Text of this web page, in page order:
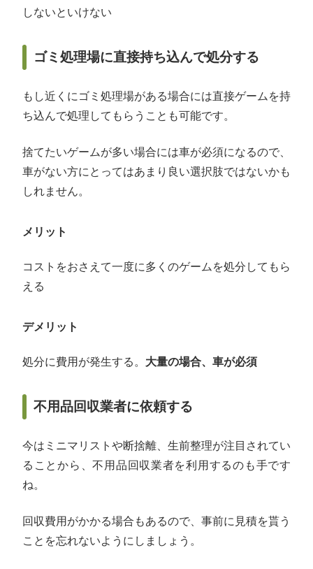
しないといけない
ゴミ処理場に直接持ち込んで処分する
もし近くにゴミ処理場がある場合には直接ゲームを持
ち込んで処理してもらうことも可能です。
捨てたいゲームが多い場合には車が必須になるので、
車がない方にとってはあまり良い選択肢ではないかも
しれません。
メリット
コストをおさえて一度に多くのゲームを処分してもら
える
デメリット
処分に費用が発生する。 大量の場合、車が必須
不用品回収業者に依頼する
今はミニマリストや断捨離、生前整理が注目されてい
ることから、不用品回収業者を利用するのも手です
ね。
回収費用がかかる場合もあるので、事前に見積を貰う
ことを忘れないようにしましょう。